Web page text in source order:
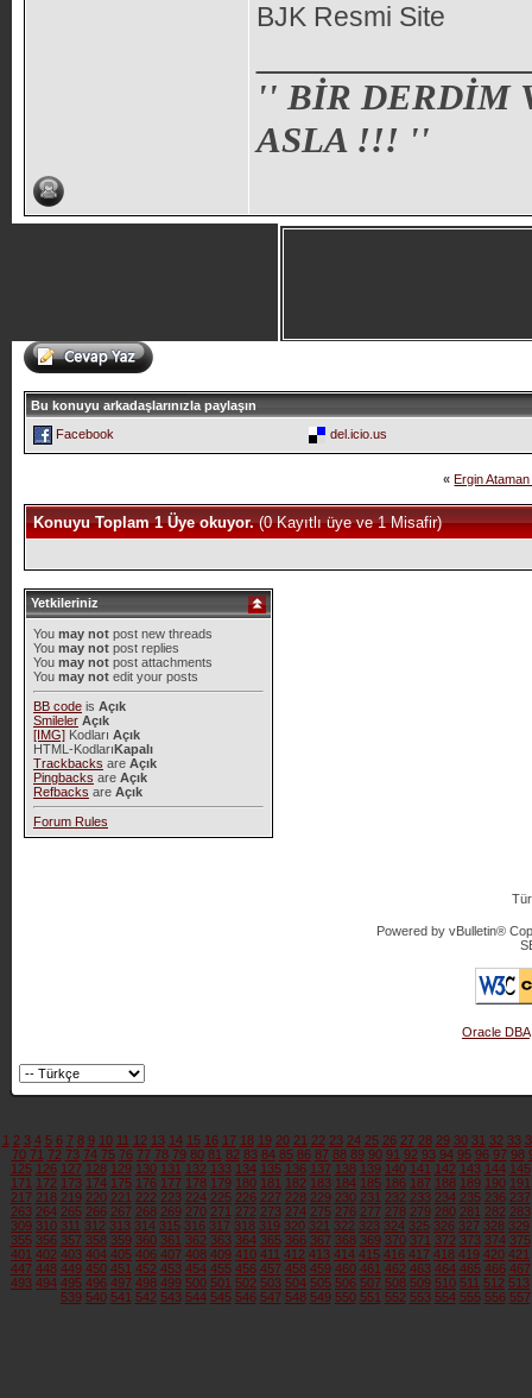
BJK Resmi Site
'' BİR DERDİM
ASLA !!! ''
Bu konuyu arkadaşlarınızla paylaşın
Facebook
del.icio.us
« Ergin
Konuyu Toplam 1 Üye okuyor.(0 Kayıtlı üye ve 1 Misafir)
Yetkileriniz
You may notpost new threads
You may notpost replies
You may notpost attachments
You may notedit your posts
BB codeis Açık
Smileler Açık
[IMG]Kodları Açık
HTML-KodlarıKapalı
Trackbacks are Açık
Pingbacks are Açık
Refbacks are Açık
Forum Rules
Powered by vBulletin®
Oracle DBA
1 2 3 4 5 6 7 8 9 10 11 12 13 14 15 16 17 18 19 20 21 22 23 24 25 26 27 28 29 30 31 32 33
70 71 72 73 74 75 76 77 78 79 80 81 82 83 84 85 86 87 88 89 90 91 92 93 94 95 96 97 98
125 126 127 128 129 130 131 132 133 134 135 136 137 138 139 140 141 142 143 144 145
171 172 173 174 175 176 177 178 179 180 181 182 183 184 185 186 187 188 189 190 191
217 218 219 220 221 222 223 224 225 226 227 228 229 230 231 232 233 234 235 236 237
263 264 265 266 267 268 269 270 271 272 273 274 275 276 277 278 279 280 281 282 283
309 310 311 312 313 314 315 316 317 318 319 320 321 322 323 324 325 326 327 328 329
355 356 357 358 359 360 361 362 363 364 365 366 367 368 369 370 371 372 373 374 375
401 402 403 404 405 406 407 408 409 410 411 412 413 414 415 416 417 418 419 420 421
447 448 449 450 451 452 453 454 455 456 457 458 459 460 461 462 463 464 465 466 467
493 494 495 496 497 498 499 500 501 502 503 504 505 506 507 508 509 510 511 512 513
539 540 541 542 543 544 545 546 547 548 549 550 551 552 553 554 555 556 557